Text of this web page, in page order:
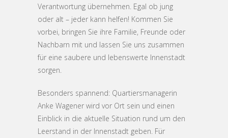
Verantwortung übernehmen. Egal ob jung
oder alt – jeder kann helfen! Kommen Sie
vorbei, bringen Sie ihre Familie, Freunde oder
Nachbarn mit und lassen Sie uns zusammen
für eine saubere und lebenswerte Innenstadt
sorgen.
Besonders spannend: Quartiersmanagerin
Anke Wagener wird vor Ort sein und einen
Einblick in die aktuelle Situation rund um den
Leerstand in der Innenstadt geben. Für